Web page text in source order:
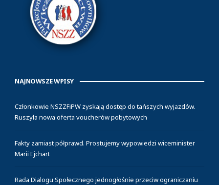
NAJNOWSZE WPISY
Członkowie NSZZFiPW zyskają dostęp do tańszych wyjazdów.
Ruszyła nowa oferta voucherów pobytowych
Fakty zamiast półprawd. Prostujemy wypowiedzi wiceminister
Marii Ejchart
Rada Dialogu Społecznego jednogłośnie przeciw ograniczaniu